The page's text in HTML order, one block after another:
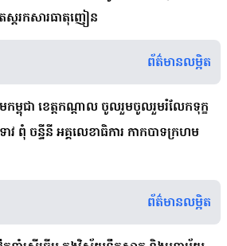
េស្តរកសារធាតុញៀន
ព័ត៌មានលម្អិត
ម្ពុជា ខេត្តកណ្តាល ចូលរួមចូលរួមរំលែកទុក្ខ
ពុំ ចន្ទីនី អគ្គលេខាធិការ កាកបាទក្រហម
ព័ត៌មានលម្អិត